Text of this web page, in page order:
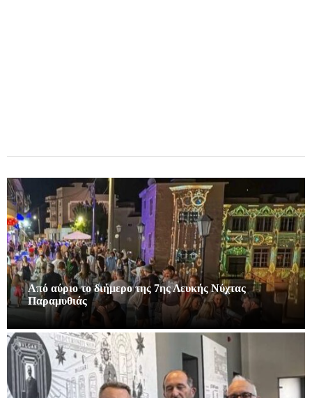
Από αύριο το διήμερο της 7ης Λευκής Νύχτας
Παραμυθιάς